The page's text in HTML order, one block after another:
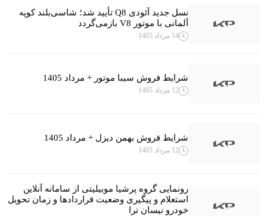
نسل جدید آئودی Q8 تأیید شد؛ شاسی‌بلند کوپه
آلمانی با موتور V8 بازمی‌گردد
14 مرداد 1405
شرایط فروش سیبا موتور + مرداد 1405
12 مرداد 1405
شرایط فروش بهمن دیزل + مرداد 1405
12 مرداد 1405
رونمایی گروه پرشیا موبیلیتی از سامانه آنلاین
استعلام و پیگیری وضعیت قراردادها و زمان تحویل
خودرو نیسان ترا